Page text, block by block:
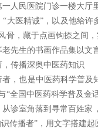
人民医院门诊一楼大厅
大医精诚”，以及他给许
骨，藏于点画钩捺之间
先生的书画作品集以文
传播深奥中医药知识
，也是中医药科学普及
“全国中医药科学普及
从诊室角落到寻常百姓
传播者”，用文字搭建